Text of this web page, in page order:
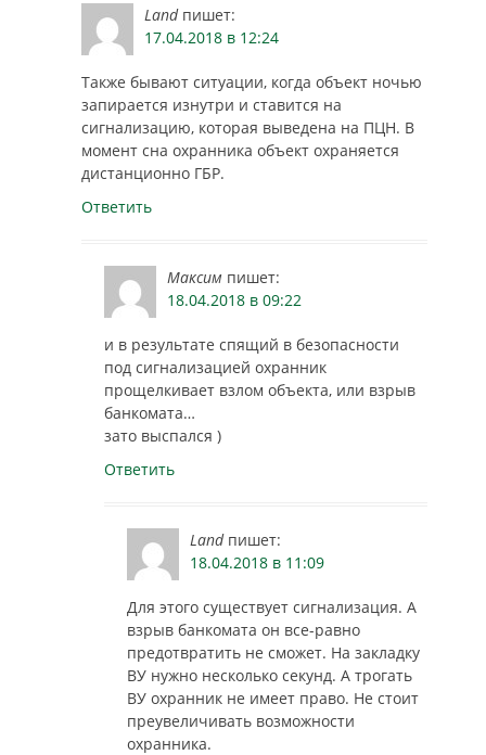
Land пишет:
17.04.2018 в 12:24
Также бывают ситуации, когда объект ночью
запирается изнутри и ставится на
сигнализацию, которая выведена на ПЦН. В
момент сна охранника объект охраняется
дистанционно ГБР.
Ответить
Максим пишет:
18.04.2018 в 09:22
и в результате спящий в безопасности
под сигнализацией охранник
прощелкивает взлом объекта, или взрыв
банкомата…
зато выспался )
Ответить
Land пишет:
18.04.2018 в 11:09
Для этого существует сигнализация. А
взрыв банкомата он все-равно
предотвратить не сможет. На закладку
ВУ нужно несколько секунд. А трогать
ВУ охранник не имеет право. Не стоит
преувеличивать возможности
охранника.